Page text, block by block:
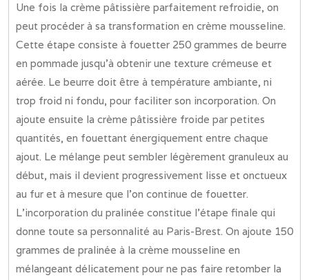
Une fois la crème pâtissière parfaitement refroidie, on
peut procéder à sa transformation en crème mousseline.
Cette étape consiste à fouetter 250 grammes de beurre
en pommade jusqu’à obtenir une texture crémeuse et
aérée. Le beurre doit être à température ambiante, ni
trop froid ni fondu, pour faciliter son incorporation. On
ajoute ensuite la crème pâtissière froide par petites
quantités, en fouettant énergiquement entre chaque
ajout. Le mélange peut sembler légèrement granuleux au
début, mais il devient progressivement lisse et onctueux
au fur et à mesure que l’on continue de fouetter.
L’incorporation du pralinée constitue l’étape finale qui
donne toute sa personnalité au Paris-Brest. On ajoute 150
grammes de pralinée à la crème mousseline en
mélangeant délicatement pour ne pas faire retomber la